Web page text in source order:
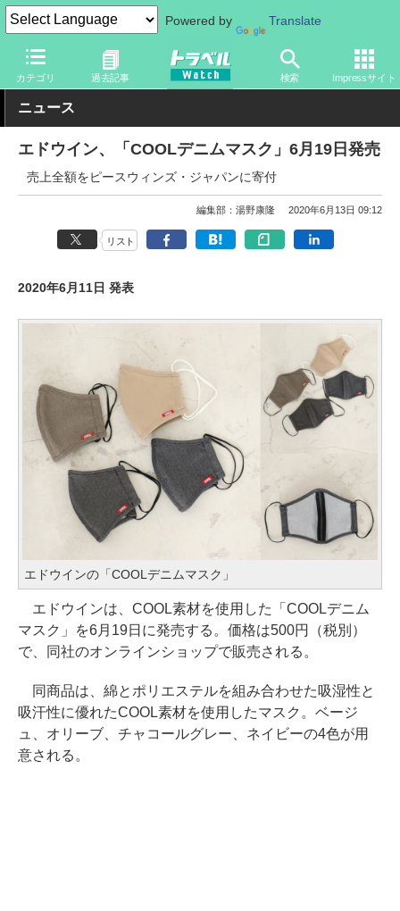
Powered by Translate
カテゴリ 過去記事 検索 Impressサイト
トラベル Watch 旅のアイテム その他
ニュース
エドウイン、「COOLデニムマスク」6月19日発売
売上全額をピースウィンズ・ジャパンに寄付
編集部：湯野康隆 2020年6月13日 09:12
リスト
2020年6月11日 発表
エドウインの「COOLデニムマスク」
エドウインは、COOL素材を使用した「COOLデニム
マスク」を6月19日に発売する。価格は500円（税別）
で、同社のオンラインショップで販売される。
同商品は、綿とポリエステルを組み合わせた吸湿性と
吸汗性に優れたCOOL素材を使用したマスク。ベージ
ュ、オリーブ、チャコールグレー、ネイビーの4色が用
意される。